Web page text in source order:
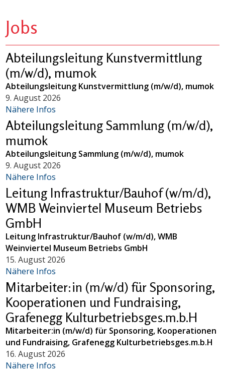
Jobs
Abteilungsleitung Kunstvermittlung
(m/w/d), mumok
Abteilungsleitung Kunstvermittlung (m/w/d), mumok
9. August 2026
Nähere Infos
Abteilungsleitung Sammlung (m/w/d),
mumok
Abteilungsleitung Sammlung (m/w/d), mumok
9. August 2026
Nähere Infos
Leitung Infrastruktur/Bauhof (w/m/d),
WMB Weinviertel Museum Betriebs
GmbH
Leitung Infrastruktur/Bauhof (w/m/d), WMB
Weinviertel Museum Betriebs GmbH
15. August 2026
Nähere Infos
Mitarbeiter:in (m/w/d) für Sponsoring,
Kooperationen und Fundraising,
Grafenegg Kulturbetriebsges.m.b.H
Mitarbeiter:in (m/w/d) für Sponsoring, Kooperationen
und Fundraising, Grafenegg Kulturbetriebsges.m.b.H
16. August 2026
Nähere Infos